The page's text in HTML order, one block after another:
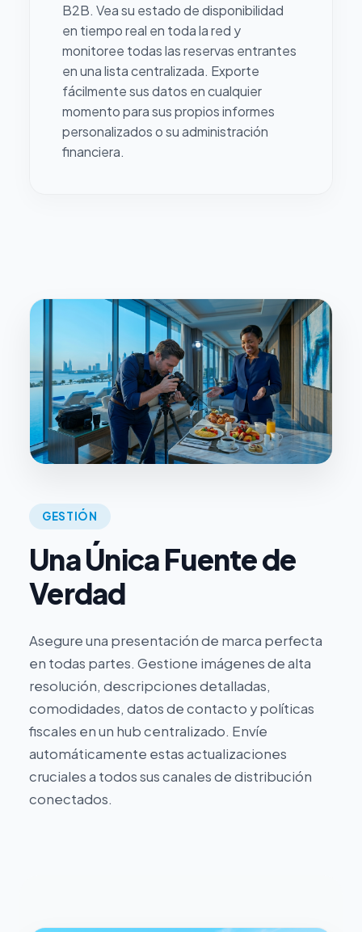
B2B. Vea su estado de disponibilidad
en tiempo real en toda la red y
monitoree todas las reservas entrantes
en una lista centralizada. Exporte
fácilmente sus datos en cualquier
momento para sus propios informes
personalizados o su administración
financiera.
GESTIÓN
Una Única Fuente de
Verdad
Asegure una presentación de marca perfecta
en todas partes. Gestione imágenes de alta
resolución, descripciones detalladas,
comodidades, datos de contacto y políticas
fiscales en un hub centralizado. Envíe
automáticamente estas actualizaciones
cruciales a todos sus canales de distribución
conectados.